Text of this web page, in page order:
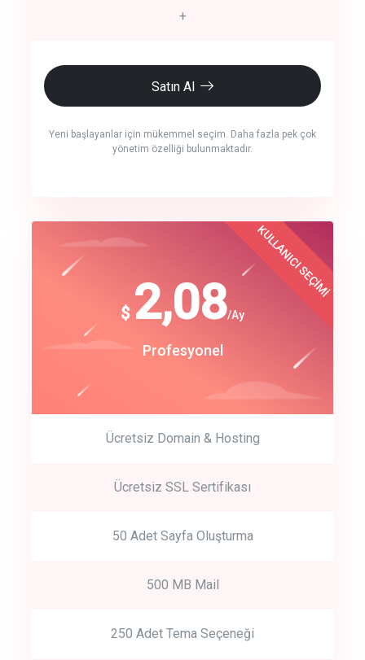
+
Satın Al
Yeni başlayanlar için mükemmel seçim. Daha fazla pek çok
yönetim özelliği bulunmaktadır.
crm auto cync
track energy costs
Get Started
Start by trying our service for 30 days free trial no credit card
$ 2,08/Ay
Profesyonel
KULLANICI SEÇİMİ
Ücretsiz Domain & Hosting
Ücretsiz SSL Sertifikası
50 Adet Sayfa Oluşturma
500 MB Mail
250 Adet Tema Seçeneği
$
180
Start Up
Best Choice